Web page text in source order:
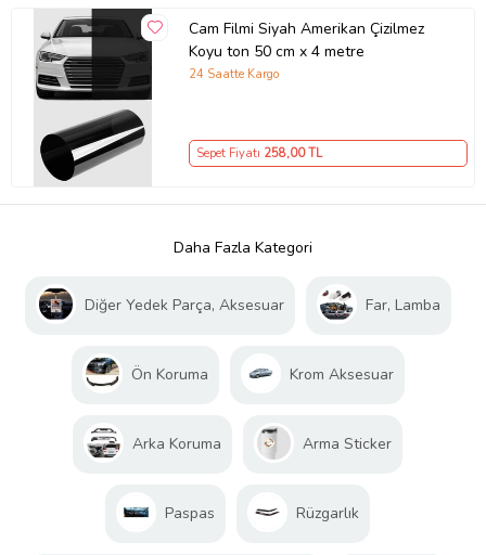
Cam Filmi Siyah Amerikan Çizilmez
Koyu ton 50 cm x 4 metre
24 Saatte Kargo
Sepet Fiyatı 258,00 TL
Daha Fazla Kategori
Diğer Yedek Parça, Aksesuar Far, Lamba
Ön Koruma Krom Aksesuar
Arka Koruma Arma Sticker
Paspas Rüzgarlık